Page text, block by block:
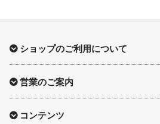
ショップのご利用について
営業のご案内
コンテンツ